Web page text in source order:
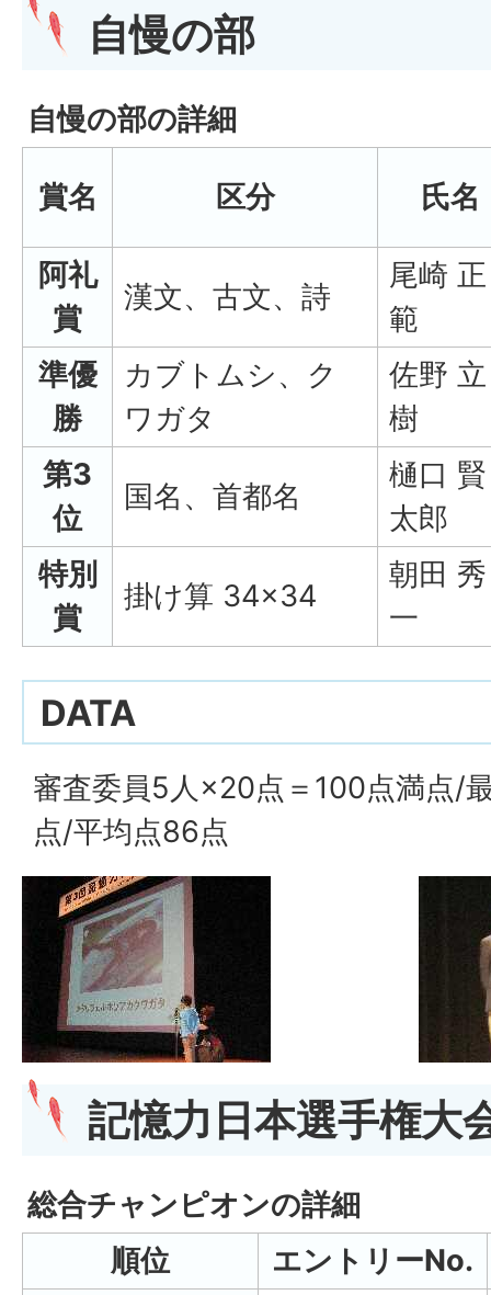
自慢の部
自慢の部の詳細
賞名 区分 氏名
阿礼
賞
漢文、古文、詩
尾崎 正
範
準優
勝
カブトムシ、ク
ワガタ
佐野 立
樹
第3
位
国名、首都名
樋口 賢
太郎
特別
賞
掛け算 34×34
朝田 秀
一
DATA
審査委員5人×20点＝100点満点/
点/平均点86点
記憶力日本選手権大
総合チャンピオンの詳細
順位
エントリーNo.